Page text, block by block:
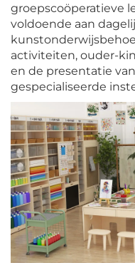
groepscoöperatieve
voldoende aan
activiteiten, ouder-
en de presentatie
gespecialiseerde